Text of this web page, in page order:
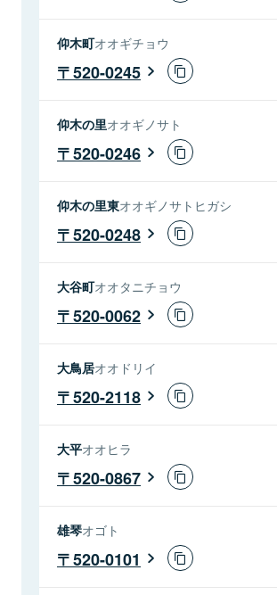
仰木町オオギチョウ
520-0245
仰木の里オオギノサト
520-0246
仰木の里東オオギノサトヒガシ
520-0248
大谷町オオタニチョウ
520-0062
大鳥居オオドリイ
520-2118
大平オオヒラ
520-0867
雄琴オゴト
520-0101